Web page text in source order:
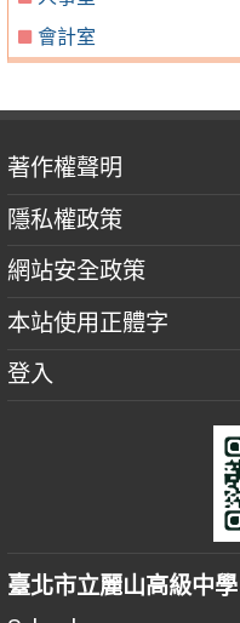
會計室
著作權聲明
隱私權政策
網站安全政策
本站使用正體字
登入
臺北市立麗山高級中學